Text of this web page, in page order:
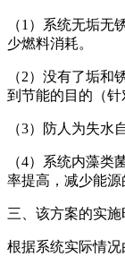
（1）系统无垢
少燃料消耗。
（2）没有了垢和
到节能的目的（针
（3）防人为失水
（4）系统内藻类
率提高，减少能源
三、该方案的实
根据系统实际情